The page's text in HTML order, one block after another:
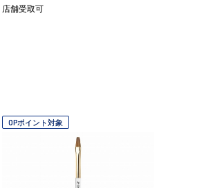
店舗受取可
OPポイント対象